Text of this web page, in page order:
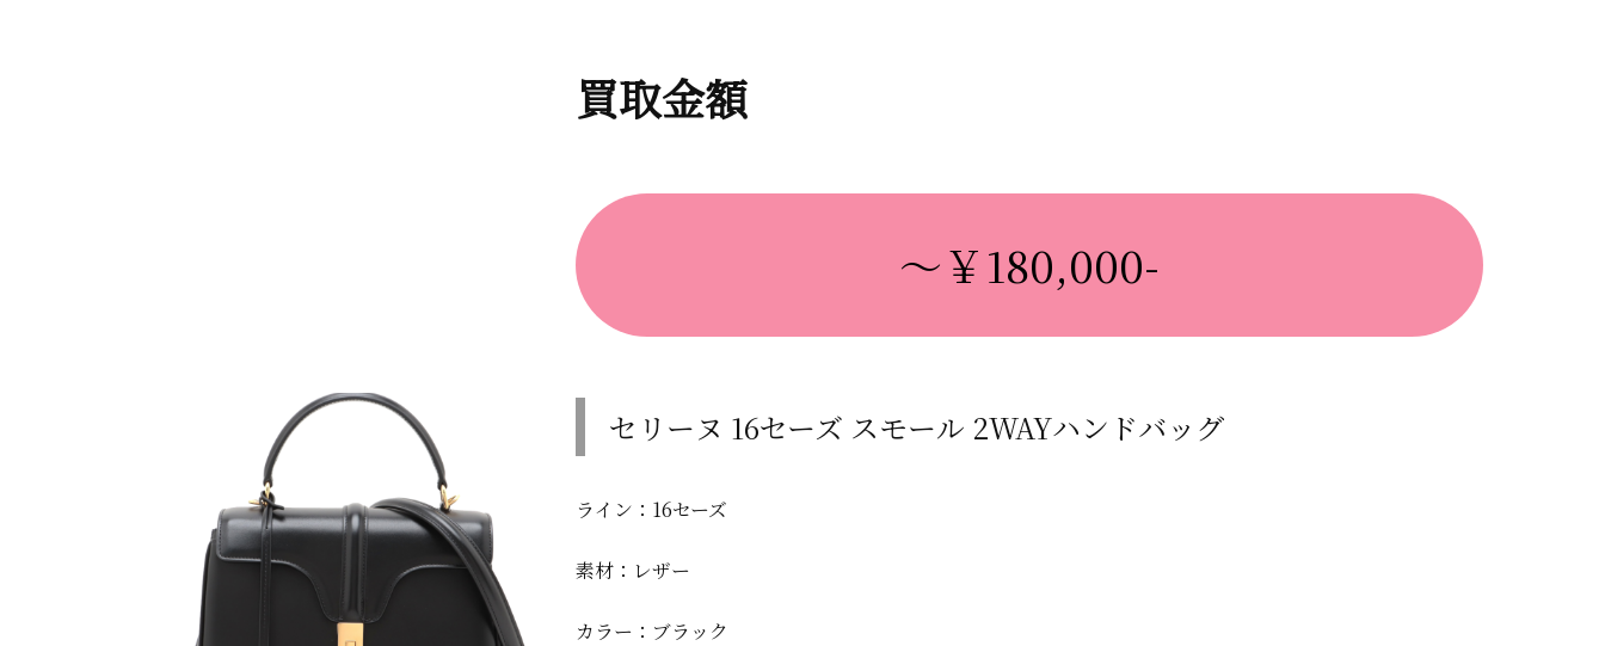
買取金額
～￥180,000-
セリーヌ 16セーズ スモール 2WAYハンドバッグ
ライン：16セーズ
素材：レザー
カラー：ブラック